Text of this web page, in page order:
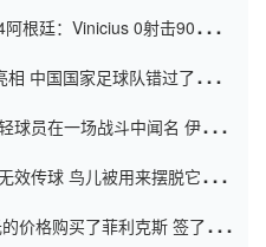
根廷：Vinicius 0射击90分钟
中国国家足球队错过了世界
球员在一场战斗中闻名 伊万放
效传球 鸟儿被用来摆脱它
价格购买了菲利克斯 签了7年